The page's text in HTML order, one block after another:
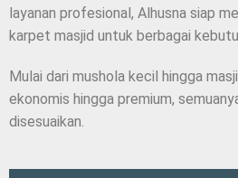
layanan profesional, Alhusna siap
karpet masjid untuk berbagai
Mulai dari mushola kecil hingga
ekonomis hingga premium,
disesuaikan.